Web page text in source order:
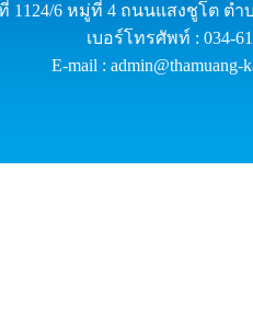
1124/6 หมู่ที่ 4 ถนนแสงชูโต ต
เบอร์โทรศัพท์ : 034-
E-mail : admin@thamuang-